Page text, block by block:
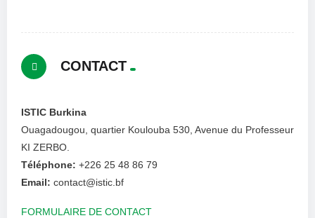
CONTACT
ISTIC Burkina
Ouagadougou, quartier Koulouba 530, Avenue du Professeur
KI ZERBO.
Téléphone: +226 25 48 86 79
Email: contact@istic.bf
FORMULAIRE DE CONTACT